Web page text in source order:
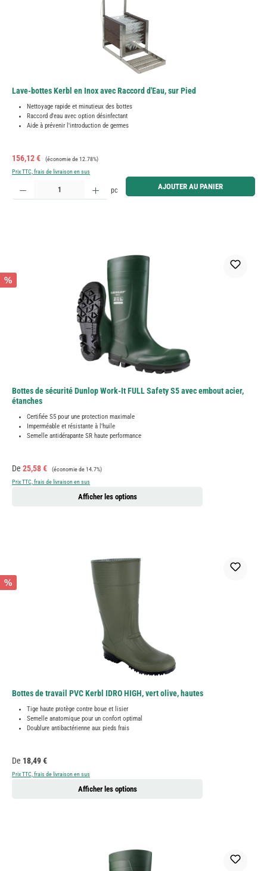
Lave-bottes Kerbl en Inox avec Raccord d'Eau, sur Pied
Nettoyage rapide et minutieux des bottes
Raccord d'eau avec option désinfectant
Aide à prévenir l'introduction de germes
Prix de vente :
156,12 € Prix régulier :
(économie de 12.78%)
Prix TTC, frais de livraison en sus
Quantité de produit : Entrez la quantité souhaitée ou utilisez les boutons pour augmenter ou
pc AJOUTER AU PANIER
%
Bottes de sécurité Dunlop Work-It FULL Safety S5 avec embout acier,
étanches
Certifiée S5 pour une protection maximale
Imperméable et résistante à l'huile
Semelle antidérapante SR haute performance
Prix de vente :
De 25,58 € Prix régulier :
(économie de 14.7%)
Prix TTC, frais de livraison en sus
Afficher les options
%
Bottes de travail PVC Kerbl IDRO HIGH, vert olive, hautes
Tige haute protège contre boue et lisier
Semelle anatomique pour un confort optimal
Doublure antibactérienne aux pieds frais
Prix régulier :
De 18,49 €
Prix TTC, frais de livraison en sus
Afficher les options